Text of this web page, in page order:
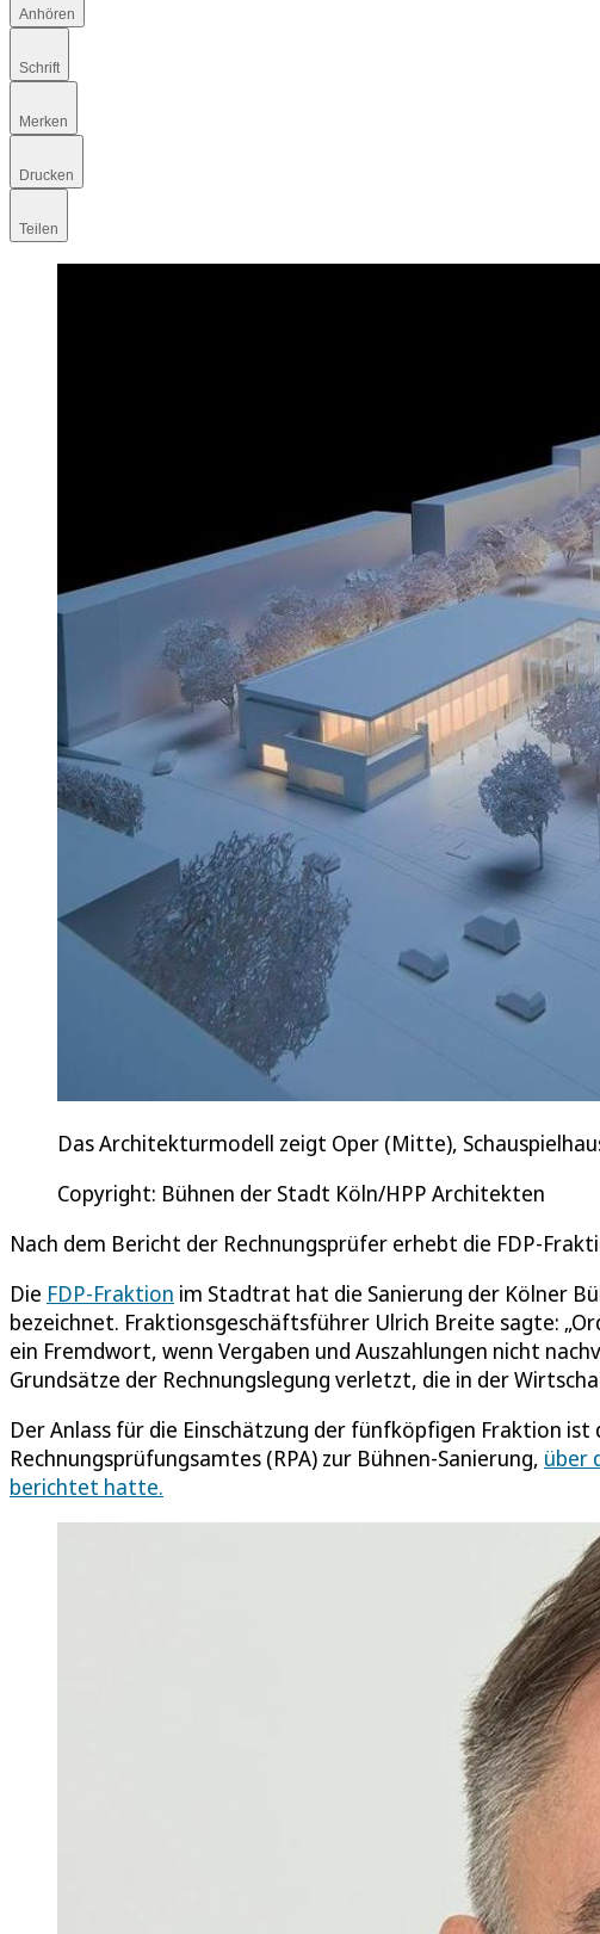
Anhören
Schrift
Merken
Drucken
Teilen
Das Architekturmodell zeigt Oper (Mitte),
Copyright: Bühnen der Stadt Köln/HPP Architekten
Nach dem Bericht der Rechnungsprüfer erhebt die FDP-
Die FDP-Fraktion im Stadtrat hat die Sanierung der Kölner
bezeichnet. Fraktionsgeschäftsführer Ulrich Breite sagte:
ein Fremdwort, wenn Vergaben und Auszahlungen nicht
Grundsätze der Rechnungslegung verletzt, die in der
Der Anlass für die Einschätzung der fünfköpfigen Fraktion
Rechnungsprüfungsamtes (RPA) zur Bühnen-Sanierung, über
berichtet hatte.